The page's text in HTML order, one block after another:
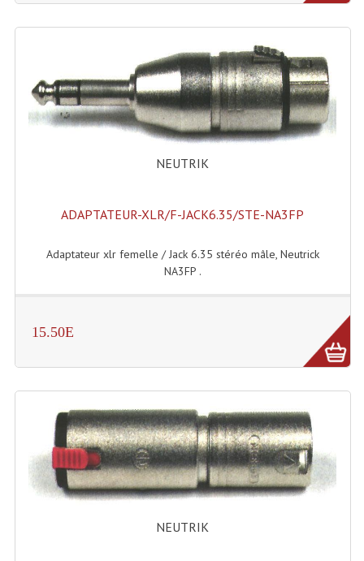
NEUTRIK
ADAPTATEUR-XLR/F-JACK6.35/STE-NA3FP
Adaptateur xlr femelle / Jack 6.35 stéréo mâle, Neutrick
NA3FP .
15.50E
NEUTRIK